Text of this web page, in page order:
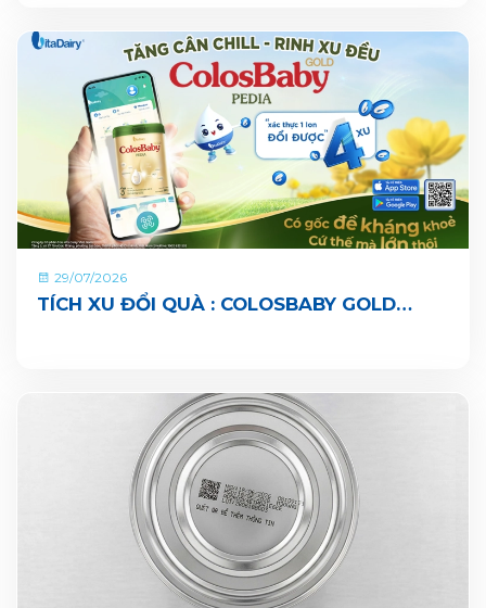
29/07/2026
TÍCH XU ĐỔI QUÀ : COLOSBABY GOLD